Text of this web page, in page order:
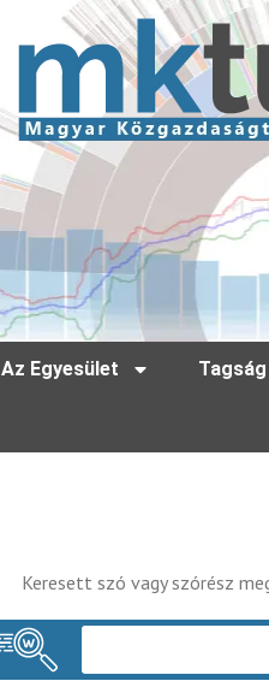
Az Egyesület Tagság
Keresett szó vagy szórész